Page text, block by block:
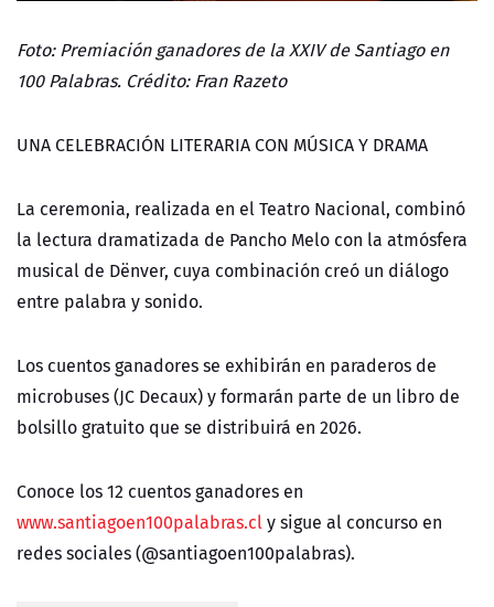
Foto: Premiación ganadores de la XXIV de Santiago en
100 Palabras. Crédito: Fran Razeto
UNA CELEBRACIÓN LITERARIA CON MÚSICA Y DRAMA
La ceremonia, realizada en el Teatro Nacional, combinó
la lectura dramatizada de Pancho Melo con la atmósfera
musical de Dënver, cuya combinación creó un diálogo
entre palabra y sonido.
Los cuentos ganadores se exhibirán en paraderos de
microbuses (JC Decaux) y formarán parte de un libro de
bolsillo gratuito que se distribuirá en 2026.
Conoce los 12 cuentos ganadores en
www.santiagoen100palabras.cly sigue al concurso en
redes sociales (@santiagoen100palabras).